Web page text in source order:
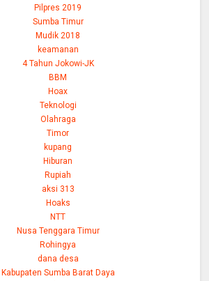
Pilpres 2019
Sumba Timur
Mudik 2018
keamanan
4 Tahun Jokowi-JK
BBM
Hoax
Teknologi
Olahraga
Timor
kupang
Hiburan
Rupiah
aksi 313
Hoaks
NTT
Nusa Tenggara Timur
Rohingya
dana desa
Kabupaten Sumba Barat Daya